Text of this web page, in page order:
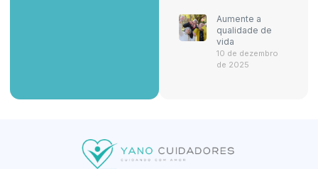
Aumente a
qualidade de
vida
10 de dezembro
de 2025